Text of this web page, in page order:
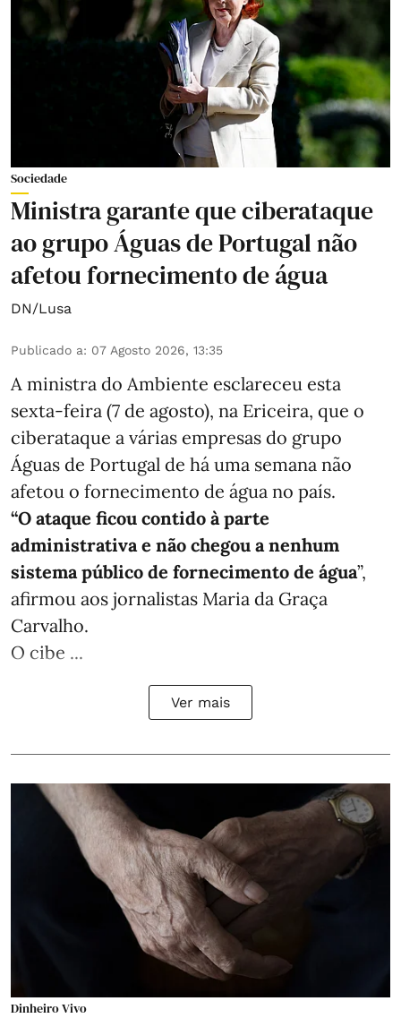
Sociedade
Ministra garante que ciberataque
ao grupo Águas de Portugal não
afetou fornecimento de água
DN/Lusa
Publicado a: 07 Agosto 2026, 13:35
A ministra do Ambiente esclareceu esta
sexta-feira (7 de agosto), na Ericeira, que o
ciberataque a várias empresas do grupo
Águas de Portugal de há uma semana não
afetou o fornecimento de água no país.
“O ataque ficou contido à parte
administrativa e não chegou a nenhum
sistema público de fornecimento de água”,
afirmou aos jornalistas Maria da Graça
Carvalho.
O cibe ...
Ver mais
Dinheiro Vivo